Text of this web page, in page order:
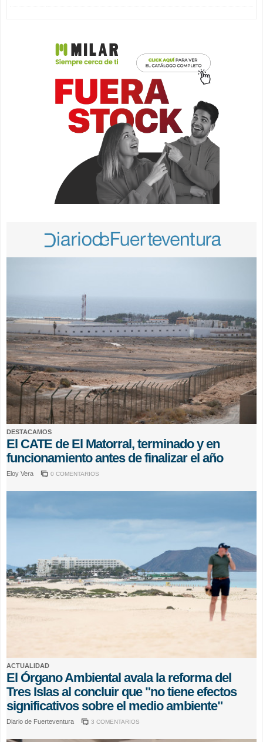
DESTACAMOS
El CATE de El Matorral, terminado y en
funcionamiento antes de finalizar el año
Eloy Vera 0 COMENTARIOS
ACTUALIDAD
El Órgano Ambiental avala la reforma del
Tres Islas al concluir que "no tiene efectos
significativos sobre el medio ambiente"
Diario de Fuerteventura 3 COMENTARIOS